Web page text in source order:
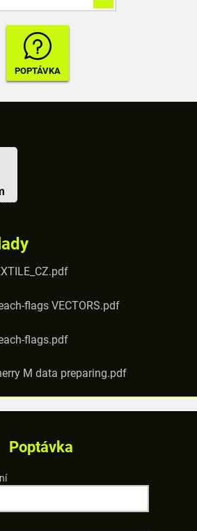
flags VECTORS.pdf
flags.pdf
M data preparing.pdf
Poptávka